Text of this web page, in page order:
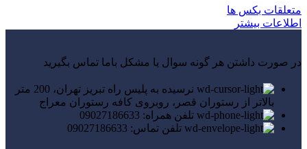
متعلقات بکس ها
اطلاعات بیشتر
در صورت داشتن هر گونه سوال یا مشکل باما تماس بگیرید
نرسیده به پلیس راه تبریز تهران، 200 متر
بالاتر از رستوران قصر، روبروی کافه رستوران معراج
تلفن همراه: 09027186633
تلفن تماس: 09027186633